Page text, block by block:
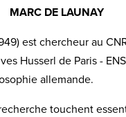
MARC DE LAUNAY
est chercheur au
Husserl de Paris -
allemande.
touchent